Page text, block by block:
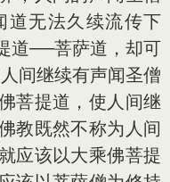
道无法久续流传下
道──菩萨道，却可
间继续有声闻圣僧
菩提道，使人间继
教既然不称为人间
应该以大乘佛菩提